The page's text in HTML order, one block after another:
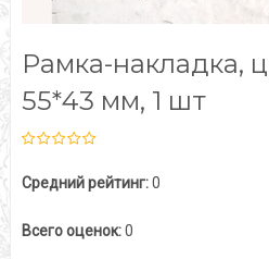
Рамка-накладка,
55*43 мм, 1 шт
Средний рейтинг:0
Всего оценок:0